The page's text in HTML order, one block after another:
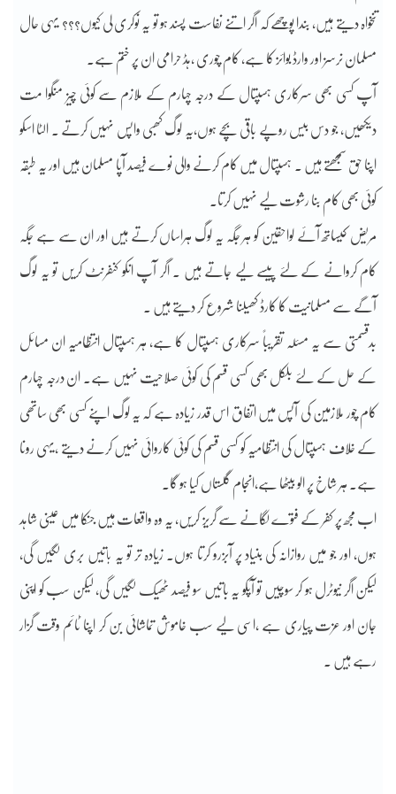
تنخواہ دیتے ہیں، بندا پوچھے کہ اگر اتنے نفاست پسند ہو تو یہ نوکری لی کیوں؟؟؟ یہی حال
مسلمان نرسز اور وارڈ بوائز کا ہے، کام چوری ،ہڈ حرامی ان پر ختم ہے۔
آپ کسی بھی سرکاری ہسپتال کے درجہ چہارم کے ملازم سے کوئی چیز منگوا مت
دیکھیں، جو دس بیس روپے باقی بچے ہوں،یہ لوگ کھبی واپس نہیں کرتے ۔ الٹا اسکو
اپنا حق سمجھتے ہیں ۔ ہسپتال میں کام کرنے والی نوے فیصد آپا مسلمان ہیں اور یہ طبقہ
کوئی بھی کام بنا رشوت لیے نہیں کرتا۔
مریض کیساتھ آئے لواحقین کو ہر جگہ یہ لوگ ہراساں کرتے ہیں اور ان سے ہے جگہ
کام کروانے کے لئے پیسے لیے جاتے ہیں ۔ اگر آپ انکو کنفرنٹ کریں تو یہ لوگ
آگے سے مسلمانیت کا کارڈ کھیلنا شروع کر دیتے ہیں ۔
بدقسمتی سے یہ مسئلہ تقریباً سرکاری ہسپتال کا ہے، ہر ہسپتال انتظامیہ ان مسائل
کے حل کے لئے بلکل بھی کسی قسم کی کوئی صلاحیت نہیں ہے۔ ان درجہ چہارم
کام چور ملازمین کی آپس میں اتفاق اس قدر زیادہ ہے کہ یہ لوگ اپنے کسی بھی ساتھی
کے خلاف ہسپتال کی انتظامیہ کو کسی قسم کی کوئی کاروائی نہیں کرنے دیتے ،یہی رونا
ہے۔ ہر شاخ پر الو بیٹھا ہے،انجام گلستاں کیا ہو گا۔
اب مجھ پر کفر کے فتوے لگانے سے گریز کریں، یہ وہ واقعات ہیں جنکا میں عینی شاہد
ہوں، اور جو میں روازانہ کی بنیاد پر آبزرو کرتا ہوں۔ زیادہ تر تو یہ باتیں بری لگیں گی،
لیکن اگر نیوٹرل ہو کر سوچیں تو آپکو یہ باتیں سو فیصد ٹھیک لگیں گی، لیکن سب کو اپنی
جان اور عزت پیاری ہے ،اسی لیے سب خاموش تماشائی بن کر اپنا ٹائم وقت گزار
رہے ہیں ۔